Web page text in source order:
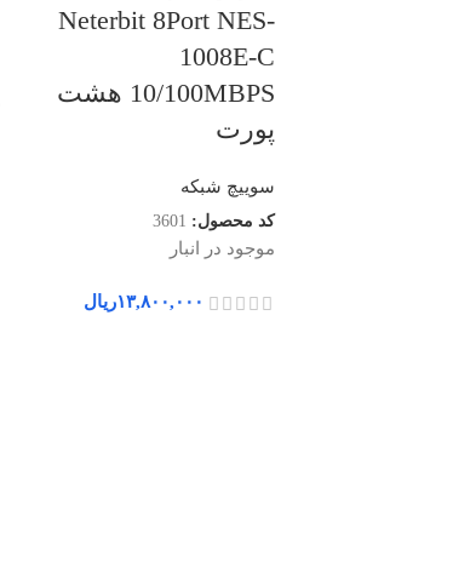
Neterbit 8Port NES-
1008E-C
10/100MBPS هشت
پورت
سوییچ شبکه
کد محصول: 3601
موجود در انبار
۱۳,۸۰۰,۰۰۰ریال